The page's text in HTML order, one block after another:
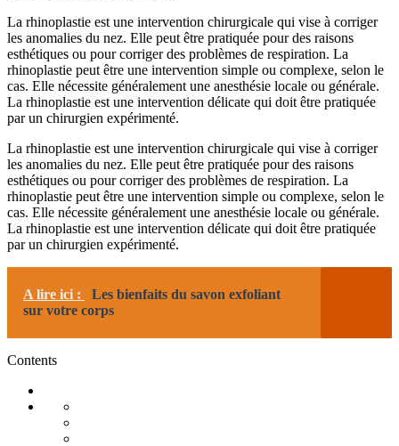
La rhinoplastie est une intervention chirurgicale qui vise à corriger
les anomalies du nez. Elle peut être pratiquée pour des raisons
esthétiques ou pour corriger des problèmes de respiration. La
rhinoplastie peut être une intervention simple ou complexe, selon le
cas. Elle nécessite généralement une anesthésie locale ou générale.
La rhinoplastie est une intervention délicate qui doit être pratiquée
par un chirurgien expérimenté.
La rhinoplastie est une intervention chirurgicale qui vise à corriger
les anomalies du nez. Elle peut être pratiquée pour des raisons
esthétiques ou pour corriger des problèmes de respiration. La
rhinoplastie peut être une intervention simple ou complexe, selon le
cas. Elle nécessite généralement une anesthésie locale ou générale.
La rhinoplastie est une intervention délicate qui doit être pratiquée
par un chirurgien expérimenté.
A lire ici :
Les bienfaits du savon exfoliant
sur votre corps
Contents